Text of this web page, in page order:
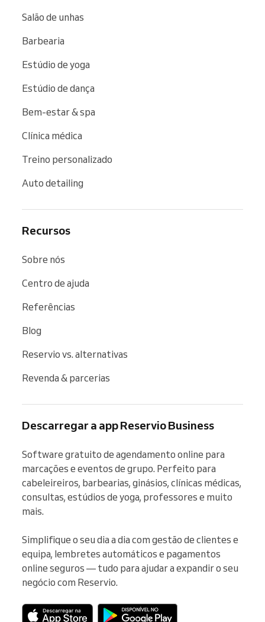
Salão de unhas
Barbearia
Estúdio de yoga
Estúdio de dança
Bem-estar & spa
Clínica médica
Treino personalizado
Auto detailing
Recursos
Sobre nós
Centro de ajuda
Referências
Blog
Reservio vs. alternativas
Revenda & parcerias
Descarregar a app Reservio Business
Software gratuito de agendamento online para
marcações e eventos de grupo. Perfeito para
cabeleireiros, barbearias, ginásios, clínicas médicas,
consultas, estúdios de yoga, professores e muito
mais.
Simplifique o seu dia a dia com gestão de clientes e
equipa, lembretes automáticos e pagamentos
online seguros — tudo para ajudar a expandir o seu
negócio com Reservio.